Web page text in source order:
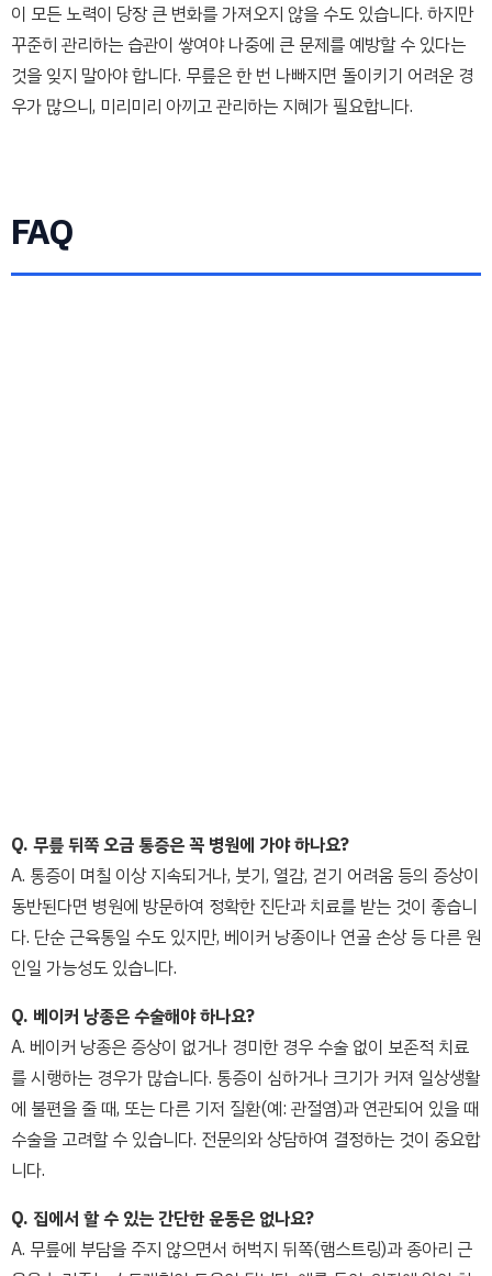
이 모든 노력이 당장 큰 변화를 가져오지 않을 수도 있습니다. 하지만
꾸준히 관리하는 습관이 쌓여야 나중에 큰 문제를 예방할 수 있다는
것을 잊지 말아야 합니다. 무릎은 한 번 나빠지면 돌이키기 어려운 경
우가 많으니, 미리미리 아끼고 관리하는 지혜가 필요합니다.
FAQ
Q. 무릎 뒤쪽 오금 통증은 꼭 병원에 가야 하나요?
A. 통증이 며칠 이상 지속되거나, 붓기, 열감, 걷기 어려움 등의 증상이
동반된다면 병원에 방문하여 정확한 진단과 치료를 받는 것이 좋습니
다. 단순 근육통일 수도 있지만, 베이커 낭종이나 연골 손상 등 다른 원
인일 가능성도 있습니다.
Q. 베이커 낭종은 수술해야 하나요?
A. 베이커 낭종은 증상이 없거나 경미한 경우 수술 없이 보존적 치료
를 시행하는 경우가 많습니다. 통증이 심하거나 크기가 커져 일상생활
에 불편을 줄 때, 또는 다른 기저 질환(예: 관절염)과 연관되어 있을 때
수술을 고려할 수 있습니다. 전문의와 상담하여 결정하는 것이 중요합
니다.
Q. 집에서 할 수 있는 간단한 운동은 없나요?
A. 무릎에 부담을 주지 않으면서 허벅지 뒤쪽(햄스트링)과 종아리 근